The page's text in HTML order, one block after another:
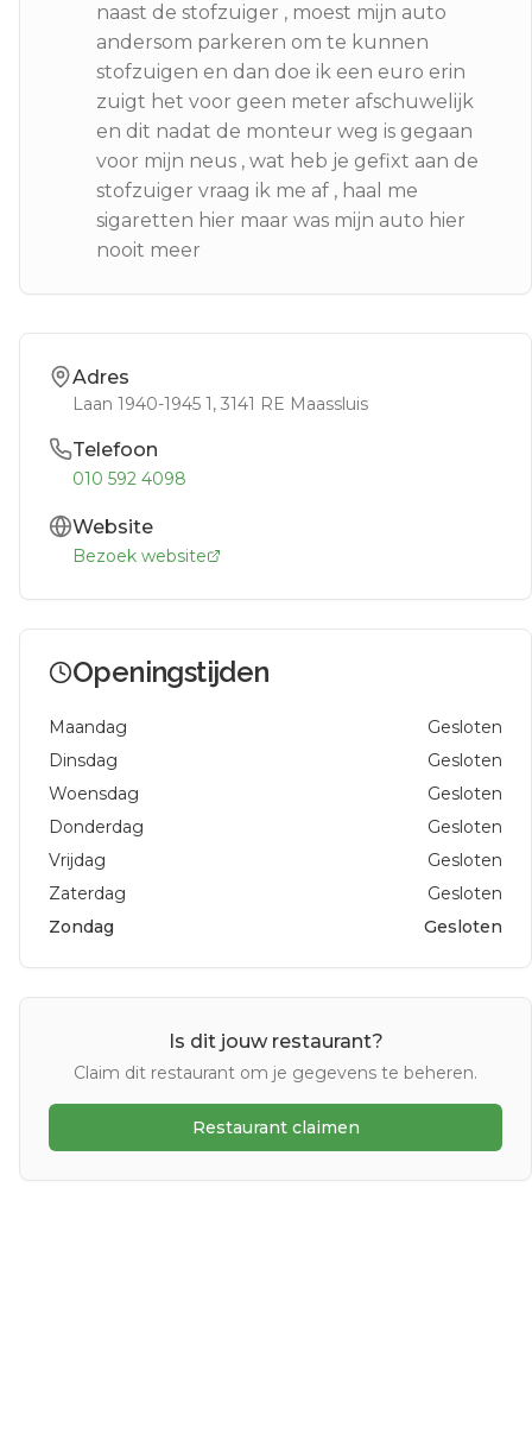
naast de stofzuiger , moest mijn auto
andersom parkeren om te kunnen
stofzuigen en dan doe ik een euro erin
zuigt het voor geen meter afschuwelijk
en dit nadat de monteur weg is gegaan
voor mijn neus , wat heb je gefixt aan de
stofzuiger vraag ik me af , haal me
sigaretten hier maar was mijn auto hier
nooit meer
Adres
Laan 1940-1945 1, 3141 RE Maassluis
Telefoon
010 592 4098
Website
Bezoek website
Openingstijden
Maandag
Gesloten
Dinsdag
Gesloten
Woensdag
Gesloten
Donderdag
Gesloten
Vrijdag
Gesloten
Zaterdag
Gesloten
Zondag
Gesloten
Is dit jouw restaurant?
Claim dit restaurant om je gegevens te beheren.
Restaurant claimen